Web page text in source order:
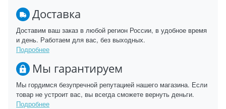
Доставка
Доставим ваш заказ в любой регион России, в удобное время
и день. Работаем для вас, без выходных.
Подробнее
Мы гарантируем
Мы гордимся безупречной репутацией нашего магазина. Если
товар не устроит вас, вы всегда сможете вернуть деньги.
Подробнее